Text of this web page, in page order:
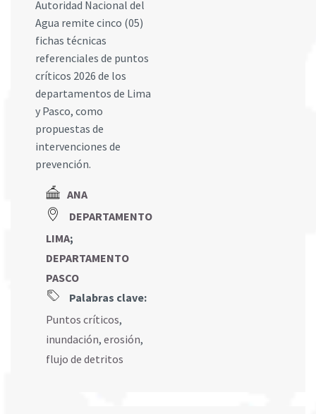
Autoridad Nacional del
Agua remite cinco (05)
fichas técnicas
referenciales de puntos
críticos 2026 de los
departamentos de Lima
y Pasco, como
propuestas de
intervenciones de
prevención.
ANA
DEPARTAMENTO
LIMA;
DEPARTAMENTO
PASCO
Palabras clave:
Puntos críticos,
inundación, erosión,
flujo de detritos